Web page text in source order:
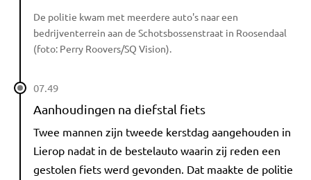
De politie kwam met meerdere auto's naar een
bedrijventerrein aan de Schotsbossenstraat in Roosendaal
(foto: Perry Roovers/SQ Vision).
07.49
Aanhoudingen na diefstal fiets
Twee mannen zijn tweede kerstdag aangehouden in
Lierop nadat in de bestelauto waarin zij reden een
gestolen fiets werd gevonden. Dat maakte de politie